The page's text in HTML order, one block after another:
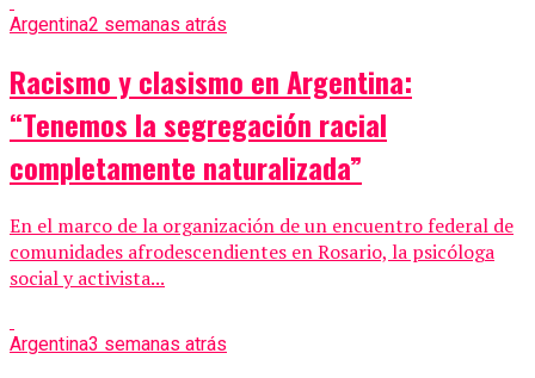
Argentina2 semanas atrás
Racismo y clasismo en Argentina:
“Tenemos la segregación racial
completamente naturalizada”
En el marco de la organización de un encuentro federal de
comunidades afrodescendientes en Rosario, la psicóloga
social y activista...
Argentina3 semanas atrás